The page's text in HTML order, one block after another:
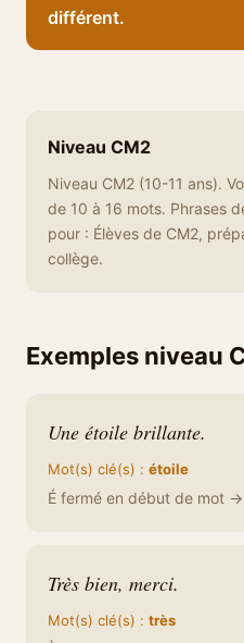
différent.
Niveau CM2
Niveau CM2 (10-11 ans).
de 10 à 16 mots. Phrases
pour : Élèves de CM2,
collège.
Exemples niveau
Une étoile brillante.
Mot(s) clé(s) : étoile
É fermé en début de mot
Très bien, merci.
Mot(s) clé(s) : très